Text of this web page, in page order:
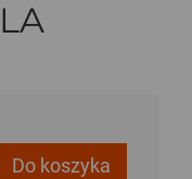
Do koszyka